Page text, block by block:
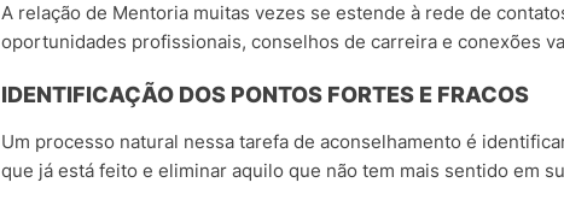
A relação de Mentoria muitas vezes se estende à rede de
oportunidades profissionais, conselhos de carreira e conexões
IDENTIFICAÇÃO DOS PONTOS FORTES E FRACOS
Um processo natural nessa tarefa de aconselhamento é
que já está feito e eliminar aquilo que não tem mais sentido em